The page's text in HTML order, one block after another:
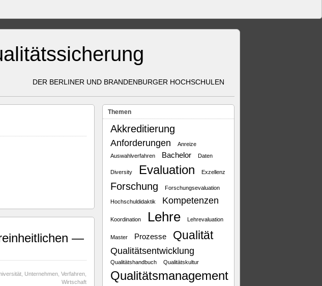
DER BERLINER UND BRANDENBURGER HOCHSCHULEN
—
Unternehmen Verfahren
Wirtschaft
Themen
Akkreditierung
Anforderungen
Anreize
Auswahlverfahren
Bachelor Daten
Diversity Evaluation Exzellenz
Forschung Forschungsevaluation
Hochschuldidaktik Kompetenzen
Koordination Lehre Lehrevaluation
Master Prozesse Qualität
Qualitätsentwicklung
Qualitätshandbuch Qualitätskultur
Qualitätsmanagement